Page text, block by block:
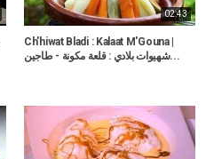
02:43
Ch'hiwat Bladi : Kalaat M'Gouna |
شهيوات بلادي : قلعة مكونة - طاجين...